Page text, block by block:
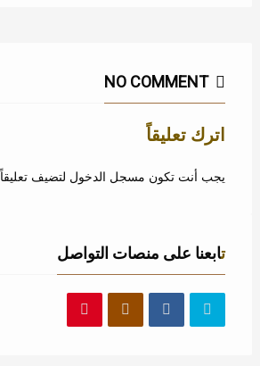
NO COMMENT
اترك تعليقاً
يجب أنت تكون مسجل الدخول لتضيف تعليقاً.
تابعنا على منصات التواصل